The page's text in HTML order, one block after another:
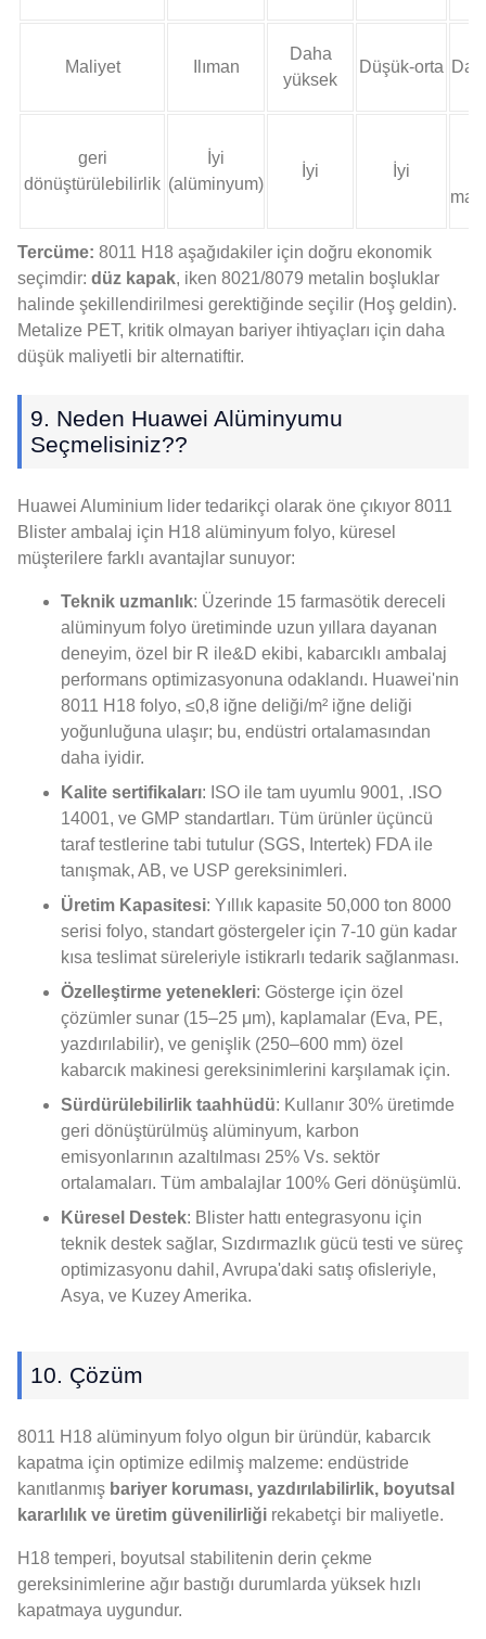
Maliyet Ilıman
Daha
yüksek
Düşük-orta
geri
dönüştürülebilirlik
İyi
(alüminyum)
İyi İyi
Tercüme: 8011 H18 aşağıdakiler için doğru ekonomik
seçimdir: düz kapak, iken 8021/8079 metalin boşluklar
halinde şekillendirilmesi gerektiğinde seçilir (Hoş geldin).
Metalize PET, kritik olmayan bariyer ihtiyaçları için daha
düşük maliyetli bir alternatiftir.
9. Neden Huawei Alüminyumu
Seçmelisiniz??
Huawei Aluminium lider tedarikçi olarak öne çıkıyor 8011
Blister ambalaj için H18 alüminyum folyo, küresel
müşterilere farklı avantajlar sunuyor:
Teknik uzmanlık: Üzerinde 15 farmasötik dereceli
alüminyum folyo üretiminde uzun yıllara dayanan
deneyim, özel bir R ile&D ekibi, kabarcıklı ambalaj
performans optimizasyonuna odaklandı. Huawei'nin
8011 H18 folyo, ≤0,8 iğne deliği/m² iğne deliği
yoğunluğuna ulaşır; bu, endüstri ortalamasından
daha iyidir.
Kalite sertifikaları: ISO ile tam uyumlu 9001, .ISO
14001, ve GMP standartları. Tüm ürünler üçüncü
taraf testlerine tabi tutulur (SGS, Intertek) FDA ile
tanışmak, AB, ve USP gereksinimleri.
Üretim Kapasitesi: Yıllık kapasite 50,000 ton 8000
serisi folyo, standart göstergeler için 7-10 gün kadar
kısa teslimat süreleriyle istikrarlı tedarik sağlanması.
Özelleştirme yetenekleri: Gösterge için özel
çözümler sunar (15–25 μm), kaplamalar (Eva, PE,
yazdırılabilir), ve genişlik (250–600 mm) özel
kabarcık makinesi gereksinimlerini karşılamak için.
Sürdürülebilirlik taahhüdü: Kullanır 30% üretimde
geri dönüştürülmüş alüminyum, karbon
emisyonlarının azaltılması 25% Vs. sektör
ortalamaları. Tüm ambalajlar 100% Geri dönüşümlü.
Küresel Destek: Blister hattı entegrasyonu için
teknik destek sağlar, Sızdırmazlık gücü testi ve süreç
optimizasyonu dahil, Avrupa'daki satış ofisleriyle,
Asya, ve Kuzey Amerika.
10. Çözüm
8011 H18 alüminyum folyo olgun bir üründür, kabarcık
kapatma için optimize edilmiş malzeme: endüstride
kanıtlanmış bariyer koruması, yazdırılabilirlik, boyutsal
kararlılık ve üretim güvenilirliği rekabetçi bir maliyetle.
H18 temperi, boyutsal stabilitenin derin çekme
gereksinimlerine ağır bastığı durumlarda yüksek hızlı
kapatmaya uygundur.